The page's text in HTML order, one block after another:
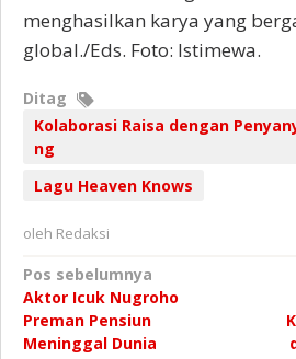
menghasilkan karya yang
global./Eds. Foto: Istimewa.
Ditag
Kolaborasi Raisa dengan
ng
Lagu Heaven Knows
oleh Redaksi
Navigasi
pos
Pos sebelumnya
Aktor Icuk Nugroho
Preman Pensiun
Meninggal Dunia